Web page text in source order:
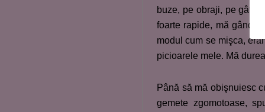
buze, pe obraji, pe gât…
foarte rapide, mă
modul cum se mişca,
picioarele mele. Mă
Până să mă obişnuiesc
gemete zgomotoase,